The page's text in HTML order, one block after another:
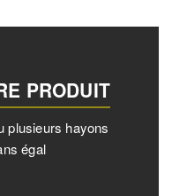
PRODUIT
plusieurs hayons
égal